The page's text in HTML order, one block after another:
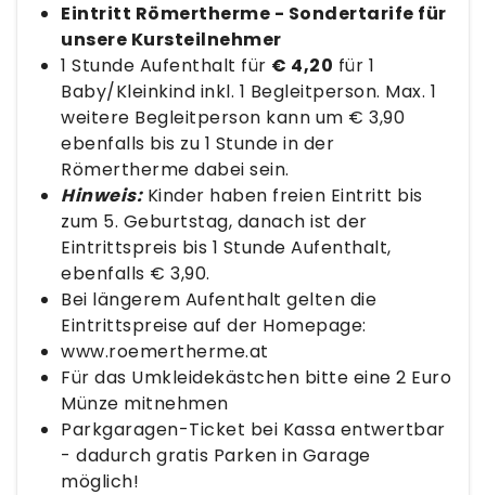
Eintritt Römertherme - Sondertarife für
unsere Kursteilnehmer
1 Stunde Aufenthalt für € 4,20 für 1
Baby/Kleinkind inkl. 1 Begleitperson. Max. 1
weitere Begleitperson kann um € 3,90
ebenfalls bis zu 1 Stunde in der
Römertherme dabei sein.
Hinweis:Kinder haben freien Eintritt bis
zum 5. Geburtstag, danach ist der
Eintrittspreis bis 1 Stunde Aufenthalt,
ebenfalls € 3,90.
Bei längerem Aufenthalt gelten die
Eintrittspreise auf der Homepage:
www.roemertherme.at
Für das Umkleidekästchen bitte eine 2 Euro
Münze mitnehmen
Parkgaragen-Ticket bei Kassa entwertbar
- dadurch gratis Parken in Garage
möglich!